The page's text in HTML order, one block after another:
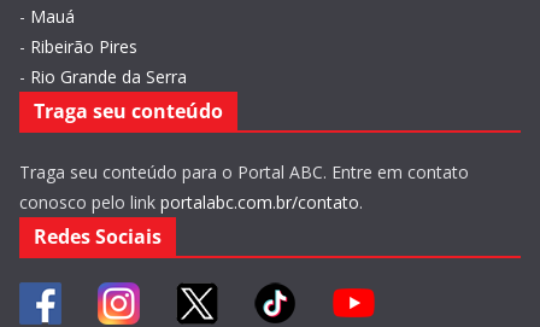
- Mauá
- Ribeirão Pires
- Rio Grande da Serra
Traga seu conteúdo
Traga seu conteúdo para o Portal ABC. Entre em contato
conosco pelo link portalabc.com.br/contato.
Redes Sociais